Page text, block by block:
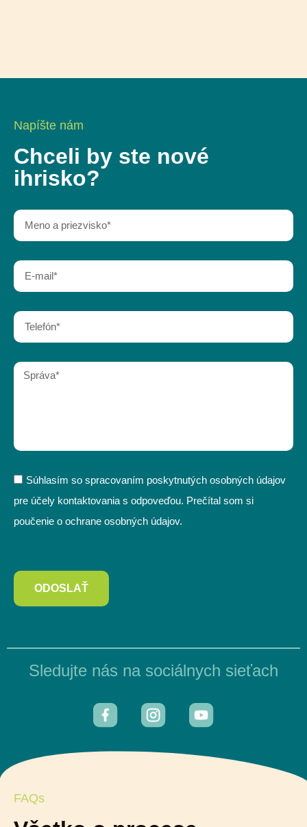
Napíšte nám
Chceli by ste nové
ihrisko?
Súhlasím so spracovaním poskytnutých osobných údajov
pre účely kontaktovania s odpoveďou. Prečítal som si
poučenie o ochrane osobných údajov.
ODOSLAŤ
Sledujte nás na sociálnych sieťach
FAQs